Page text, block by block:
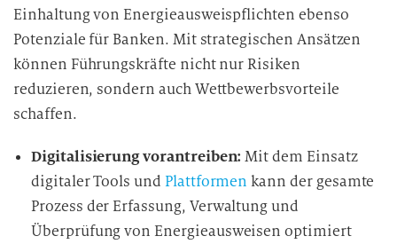
Einhaltung von Energieausweispflichten ebenso
Potenziale für Banken. Mit strategischen Ansätzen
können Führungskräfte nicht nur Risiken
reduzieren, sondern auch Wettbewerbsvorteile
schaffen.
Digitalisierung vorantreiben: Mit dem Einsatz
digitaler Tools und Plattformen kann der gesamte
Prozess der Erfassung, Verwaltung und
Überprüfung von Energieausweisen optimiert